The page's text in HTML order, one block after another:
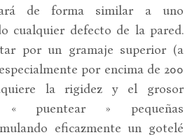
de forma similar a uno
cualquier defecto de la pared.
por un gramaje superior (a
por encima de 200
la rigidez y el grosor
« puentear » pequeñas
eficazmente un gotelé